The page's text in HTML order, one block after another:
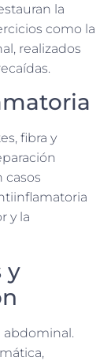
la
como la
realizados
fibra y
casos
y la
y
abdominal.